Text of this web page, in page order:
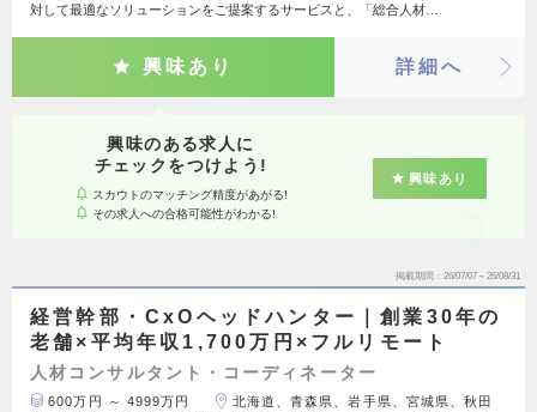
対して最適なソリューションをご提案するサービスと、「総合人材…
興味あり 詳細へ
興味のある求人に
チェックをつけよう!
スカウトのマッチング精度があがる!
その求人への合格可能性がわかる!
興味あり
掲載期間 26/07/07～26/08/31
経営幹部・CxOヘッドハンター｜創業30年の
老舗×平均年収1,700万円×フルリモート
人材コンサルタント・コーディネーター
600万円 ～ 4999万円
北海道、青森県、岩手県、宮城県、秋田